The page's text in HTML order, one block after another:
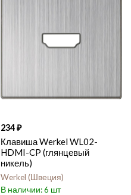
234
Клавиша Werkel WL02-
HDMI-CP (глянцевый
никель)
Werkel Швеция
6